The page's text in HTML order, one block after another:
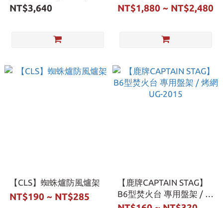
收納袋
NT$3,640
力
NT$1,880 ~ NT$2,480
【CLS】蜘蛛爐防風爐架
NT$190 ~ NT$285
【鹿牌CAPTAIN STAG】
B6型焚火台 專用盤架 / 烤
網 UG-2015